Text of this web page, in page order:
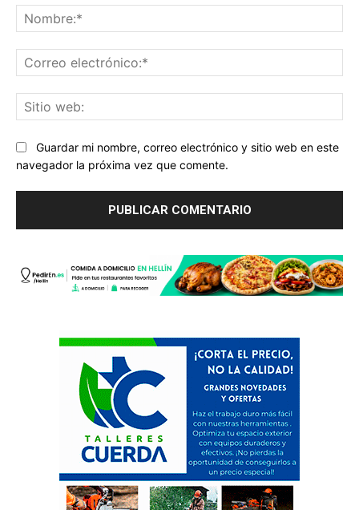
Guardar mi nombre, correo electrónico y sitio web en este
navegador la próxima vez que comente.